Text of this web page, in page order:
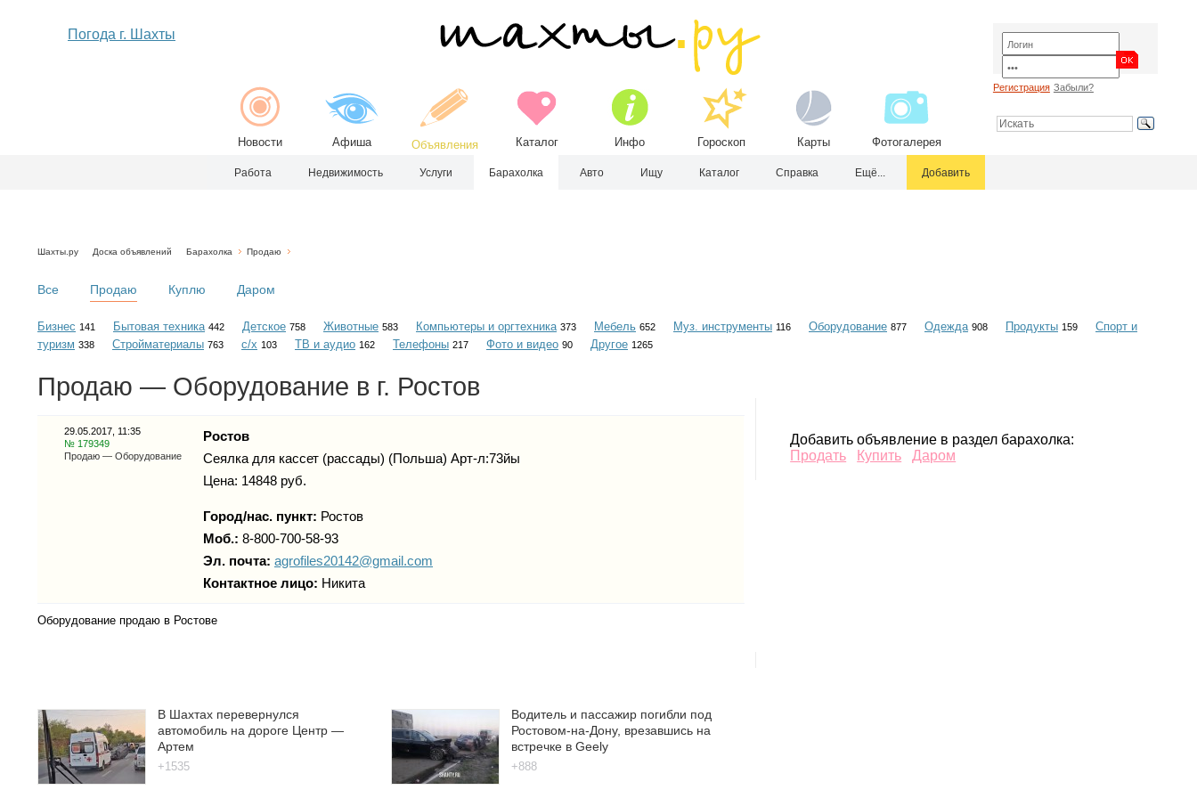
Погода г. Шахты
Новости Афиша Объявления Каталог Инфо Гороскоп Карты Фотогалерея
Регистрация Забыли?
Работа Недвижимость Услуги Барахолка Авто Ищу Каталог Справка Ещё... Добавить
Шахты.ру Доска объявлений Барахолка Продаю
Все Продаю Куплю Даром
Бизнес 141 Бытовая техника 442 Детское 758 Животные 583 Компьютеры и оргтехника 373 Мебель 652 Муз. инструменты 116 Оборудование 877 Одежда 908 Продукты 159
Спорт и
туризм 338 Стройматериалы 763 с/х 103 ТВ и аудио 162 Телефоны 217 Фото и видео 90 Другое 1265
Продаю — Оборудование в г. Ростов
29.05.2017, 11:35
№ 179349
Продаю — Оборудование
Ростов
Сеялка для кассет (рассады) (Польша) Арт-л:73йы
Цена: 14848 руб.
Город/нас. пункт: Ростов
Моб.: 8-800-700-58-93
Эл. почта: agrofiles20142@gmail.com
Контактное лицо: Никита
Оборудование продаю в Ростове
Добавить объявление в раздел барахолка:
Продать
Купить Даром
В Шахтах перевернулся
автомобиль на дороге Центр —
Артем
+1535
Водитель и пассажир погибли под
Ростовом-на-Дону, врезавшись на
встречке в Geely
+888